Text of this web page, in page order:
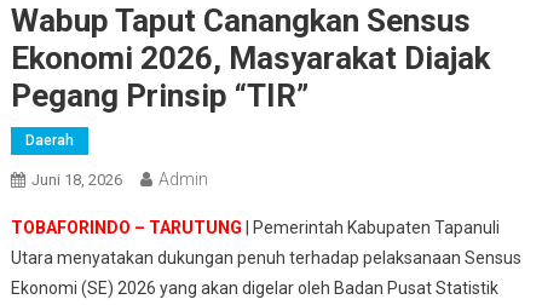
Wabup Taput Canangkan Sensus
Ekonomi 2026, Masyarakat Diajak
Pegang Prinsip “TIR”
Daerah
Juni 18, 2026 Admin
TOBAFORINDO – TARUTUNG | Pemerintah Kabupaten Tapanuli
Utara menyatakan dukungan penuh terhadap pelaksanaan Sensus
Ekonomi (SE) 2026 yang akan digelar oleh Badan Pusat Statistik